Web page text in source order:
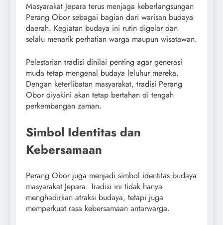
Masyarakat Jepara terus menjaga keberlangsungan
Perang Obor sebagai bagian dari warisan budaya
daerah. Kegiatan budaya ini rutin digelar dan
selalu menarik perhatian warga maupun wisatawan.
Pelestarian tradisi dinilai penting agar generasi
muda tetap mengenal budaya leluhur mereka.
Dengan keterlibatan masyarakat, tradisi Perang
Obor diyakini akan tetap bertahan di tengah
perkembangan zaman.
Simbol Identitas dan
Kebersamaan
Perang Obor juga menjadi simbol identitas budaya
masyarakat Jepara. Tradisi ini tidak hanya
menghadirkan atraksi budaya, tetapi juga
memperkuat rasa kebersamaan antarwarga.